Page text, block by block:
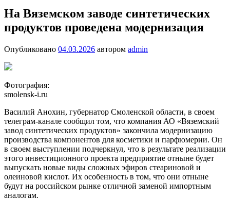
На Вяземском заводе синтетических
продуктов проведена модернизация
Опубликовано 04.03.2026 автором admin
Фотография:
smolensk-i.ru
Василий Анохин, губернатор Смоленской области, в своем
телеграм-канале сообщил том, что компания АО «Вяземский
завод синтетических продуктов» закончила модернизацию
производства компонентов для косметики и парфюмерии. Он
в своем выступлении подчеркнул, что в результате реализации
этого инвестиционного проекта предприятие отныне будет
выпускать новые виды сложных эфиров стеариновой и
олеиновой кислот. Их особенность в том, что они отныне
будут на российском рынке отличной заменой импортным
аналогам.